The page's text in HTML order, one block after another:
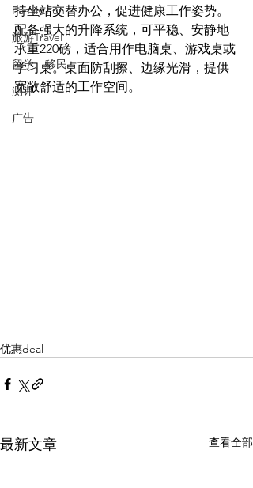
Family Fun
旅游Travel
留学、移民
测评
广告
持坐站交替办公，促进健康工作姿势。
配备强大的升降系统，可平稳、安静地
承重220磅，适合用作电脑桌、游戏桌或
学习桌。桌面防刮擦、边缘光滑，提供
宽敞舒适的工作空间。
优惠deal
最新文章 查看全部